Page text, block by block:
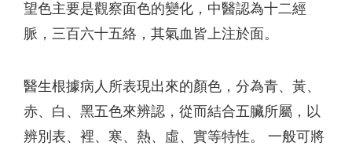
望色主要是觀察面色的變化，中醫認為十二經
脈，三百六十五絡，其氣血皆上注於面。
醫生根據病人所表現出來的顏色，分為青、黃、
赤、白、黑五色來辨認，從而結合五臟所屬，以
辨別表、裡、寒、熱、虛、實等特性。 一般可將